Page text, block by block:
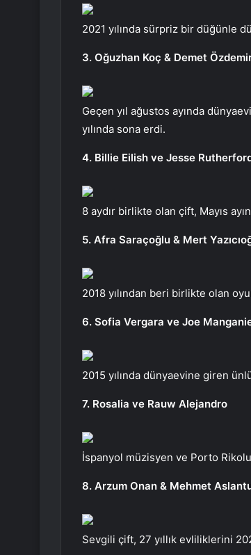
2021 yılında sürpriz bir düğünle
3. Oğuzhan Koç & Demet
Geçen yıl ağustos ayında
yılında sona erdi.
4. Billie Eilish ve Jesse
8 aydır birlikte olan çift, Mayıs
5. Afra Saraçoğlu & Mert
2018 yılından beri birlikte olan
6. Sofia Vergara ve Joe
2015 yılında dünyaevine giren
7. Rosalia ve Rauw Alejandro
İspanyol müzisyen ve Porto Rikolu
8. Arzum Onan & Mehmet
Sevgili çift, 27 yıllık evliliklerini